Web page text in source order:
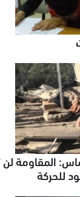
المقاومة لن
للحركة